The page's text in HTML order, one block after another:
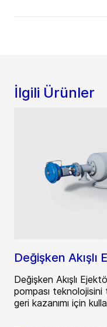
İlgili Ürünler
Değişken Akışlı
Değişken Akışlı
pompası teknolojisini
geri kazanımı için